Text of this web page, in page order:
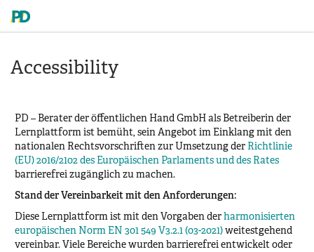
Accessibility
PD – Berater der öffentlichen Hand GmbH als Betreiberin der
Lernplattform ist bemüht, sein Angebot im Einklang mit den
nationalen Rechtsvorschriften zur Umsetzung derRichtlinie
(EU) 2016/2102 des Europäischen Parlaments und des Rates
barrierefrei zugänglich zu machen.
Stand der Vereinbarkeit mit den Anforderungen:
Diese Lernplattform ist mit den Vorgaben derharmonisierten
europäischen Norm EN 301 549 V3.2.1 (03-2021)weitestgehend
vereinbar. Viele Bereiche wurden barrierefrei entwickelt oder